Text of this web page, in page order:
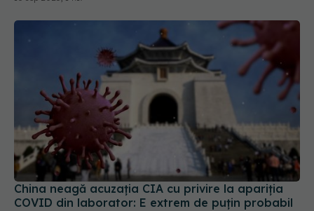
China neagă acuzația CIA cu privire la apariția
COVID din laborator: E extrem de puţin probabil